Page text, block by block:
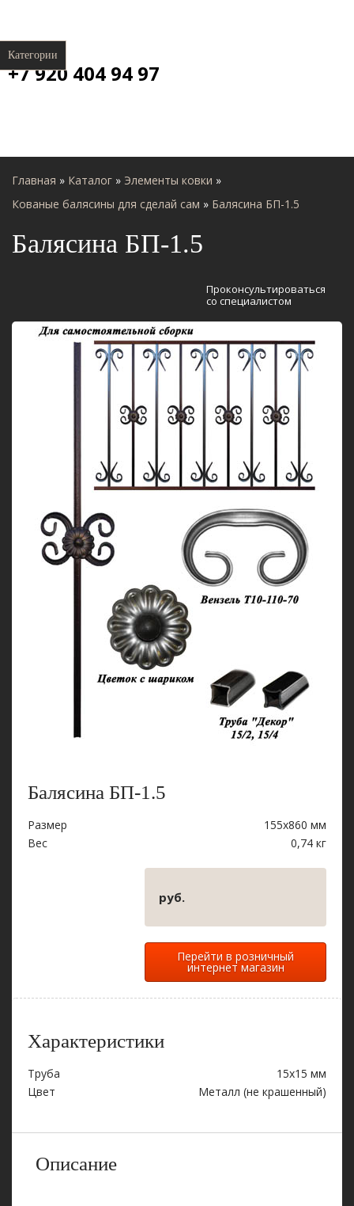
+7 920 404 94 97
Главная » Каталог » Элементы ковки »
Кованые балясины для сделай сам » Балясина БП-1.5
Балясина БП-1.5
Проконсультироваться
со специалистом
Балясина БП-1.5
Размер
155х860 мм
Вес
0,74 кг
руб.
Перейти в розничный
интернет магазин
Характеристики
Труба
15х15 мм
Цвет
Металл (не крашенный)
Описание
Категории